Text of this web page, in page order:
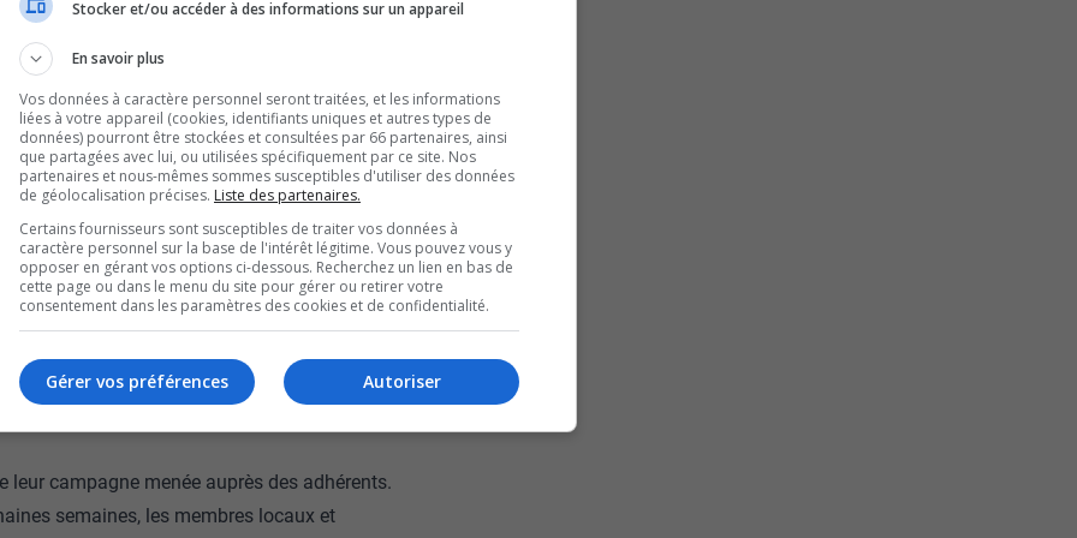
Noranda, Diane
Parti québécois dans
son rival, Jean-François Vachon, qui avait
malgré un certain sentiment du devoir
membres, qui ont fait valoir leur droit de
élue municipale, moins d’un an après
campagne menée auprès des adhérents.
semaines, les membres locaux et
Stocker et/ou accéder à des informations sur un appareil
En savoir plus
Vos données à caractère personnel seront traitées, et les informations
liées à votre appareil (cookies, identifiants uniques et autres types de
données) pourront être stockées et consultées par 66 partenaires, ainsi
que partagées avec lui, ou utilisées spécifiquement par ce site. Nos
partenaires et nous-mêmes sommes susceptibles d'utiliser des données
de géolocalisation précises. Liste des partenaires.
Certains fournisseurs sont susceptibles de traiter vos données à
caractère personnel sur la base de l'intérêt légitime. Vous pouvez vous y
opposer en gérant vos options ci-dessous. Recherchez un lien en bas de
cette page ou dans le menu du site pour gérer ou retirer votre
consentement dans les paramètres des cookies et de confidentialité.
Autoriser
Gérer vos préférences